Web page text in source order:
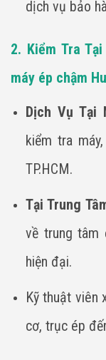
dịch vụ bảo
2. Kiểm Tra
máy ép chậm
Dịch Vụ Tại
kiểm tra
TP.HCM.
Tại Trung
về trung tâm
hiện đại.
Kỹ thuật viên
cơ, trục ép